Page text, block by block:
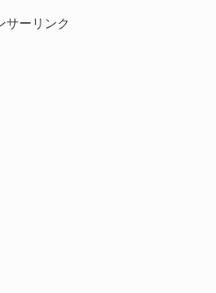
サーリンク